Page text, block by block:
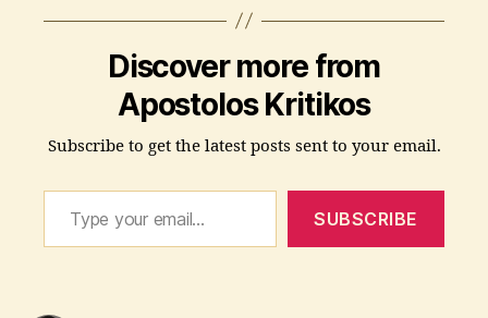
Discover more from
Apostolos Kritikos
Subscribe to get the latest posts sent to your email.
Type your email…
SUBSCRIBE
h
lo